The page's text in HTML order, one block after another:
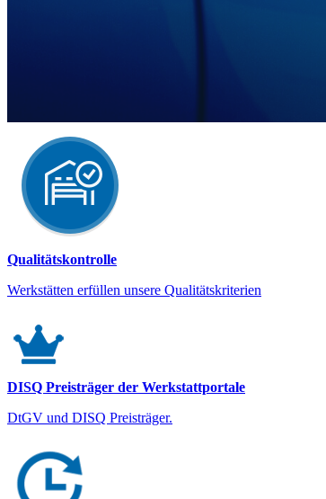
Qualitätskontrolle
Werkstätten erfüllen unsere Qualitätskriterien
DISQ Preisträger der Werkstattportale
DtGV und DISQ Preisträger.